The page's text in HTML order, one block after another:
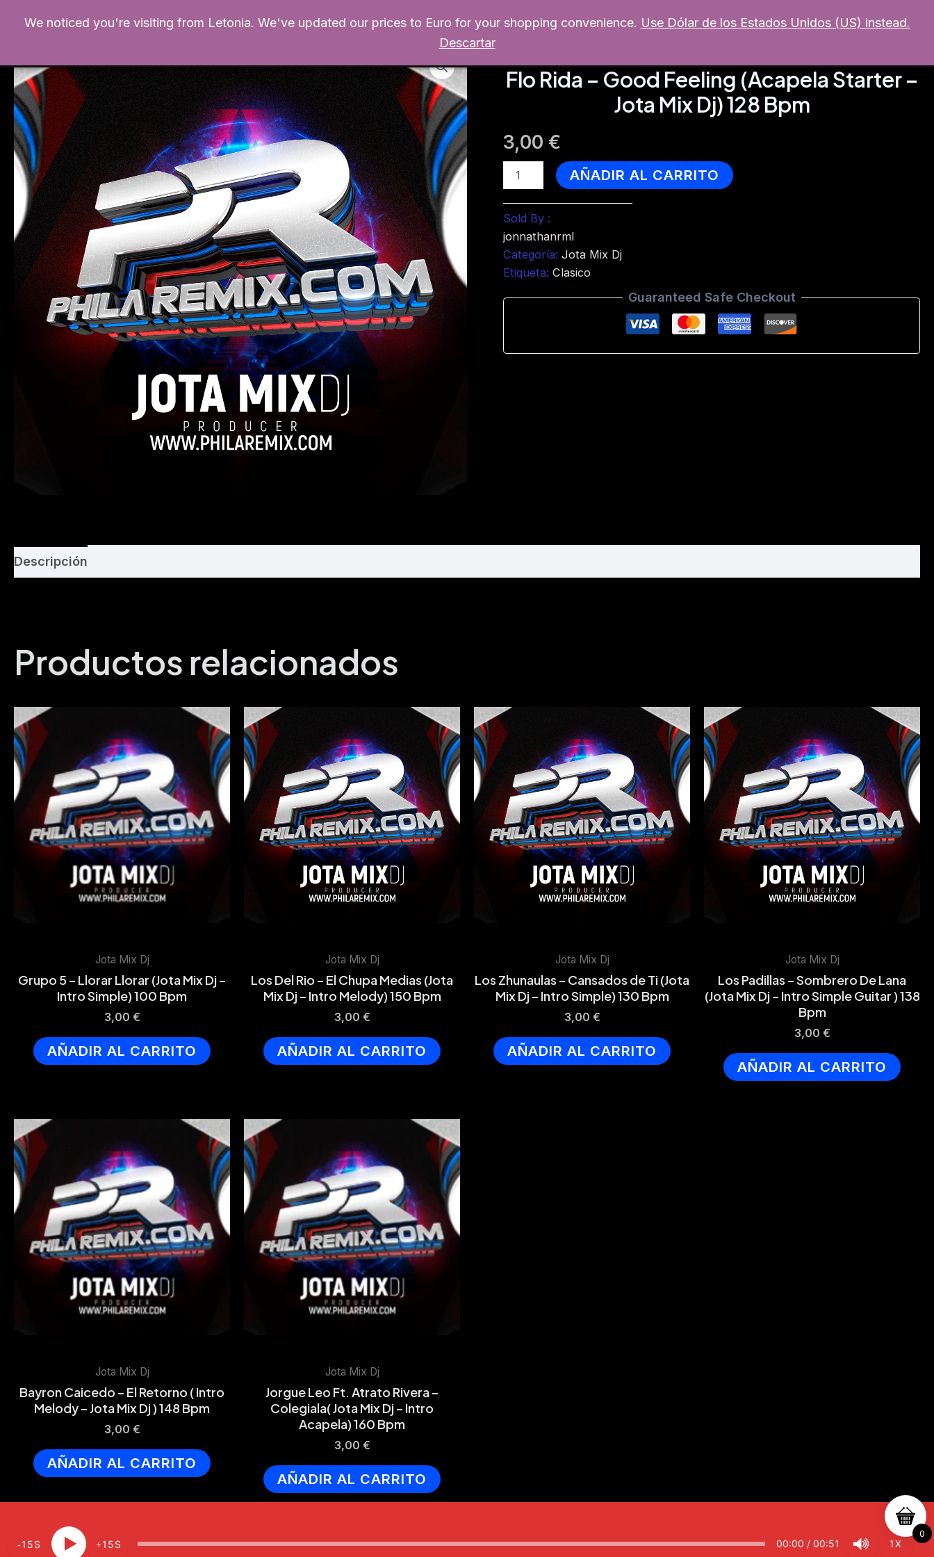
Productos Escritorio Remixer Soporte MI CUENTA
Flo Rida – Good Feeling (Acapela Starter –
Jota Mix Dj) 128 Bpm
3,00€
Rida
Feeling
(Acapela
Starter
Jota
cantidad
AÑADIR AL CARRITO
Sold By :
jonnathanrml
Categoría:Jota Mix Dj
Etiqueta:Clasico
Guaranteed Safe Checkout
Descripción
Productos relacionados
Jota Mix Dj
Grupo 5 – Llorar Llorar (Jota Mix Dj –
Intro Simple) 100 Bpm
3,00 €
AÑADIR AL CARRITO
Jota Mix Dj
Los Del Rio – El Chupa Medias (Jota
Mix Dj – Intro Melody) 150 Bpm
3,00 €
AÑADIR AL CARRITO
Jota Mix Dj
Los Zhunaulas – Cansados de Ti (Jota
Mix Dj – Intro Simple) 130 Bpm
3,00 €
AÑADIR AL CARRITO
Jota Mix Dj
Los Padillas – Sombrero De Lana
(Jota Mix Dj – Intro Simple Guitar ) 138
Bpm
3,00 €
AÑADIR AL CARRITO
Jota Mix Dj
Bayron Caicedo – El Retorno ( Intro
Melody – Jota Mix Dj ) 148 Bpm
3,00 €
AÑADIR AL CARRITO
Jota Mix Dj
Jorgue Leo Ft. Atrato Rivera –
Colegiala( Jota Mix Dj – Intro
Acapela) 160 Bpm
3,00 €
AÑADIR AL CARRITO
0
15 15 00:00 / 00:51 1X
We noticed you're visiting from Letonia. We've updated our prices to Euro for your shopping convenience. Use Dólar de los Estados Unidos (US) instead.
Descartar